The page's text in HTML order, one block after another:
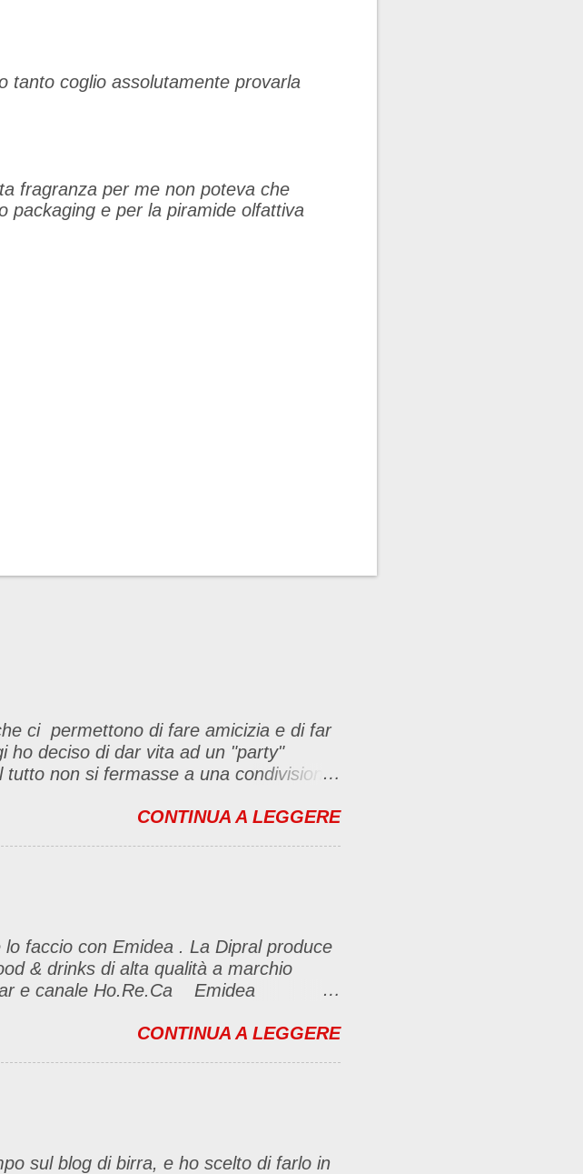
tanto coglio assolutamente provarla
fragranza per me non poteva che
packaging e per la piramide olfattiva
ci permettono di fare amicizia e di far
ho deciso di dar vita ad un "party"
non si fermasse a una condivisione
tempo bene, altrimenti no problem. :D
2013/08/il-mio-primo-party-
blog della lista e lasciare un
sul vs blog (se riuscite) Questo
numerose/i ....
CONTINUA A LEGGERE
faccio con Emidea . La Dipral produce
& drinks di alta qualità a marchio
e canale Ho.Re.Ca Emidea
Freddo, dagli infiniti gusti delle
di prodotti Emidea
CONTINUA A LEGGERE
sul blog di birra, e ho scelto di farlo in